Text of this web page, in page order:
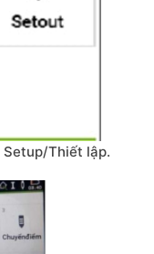
Setup/Thiết lập.